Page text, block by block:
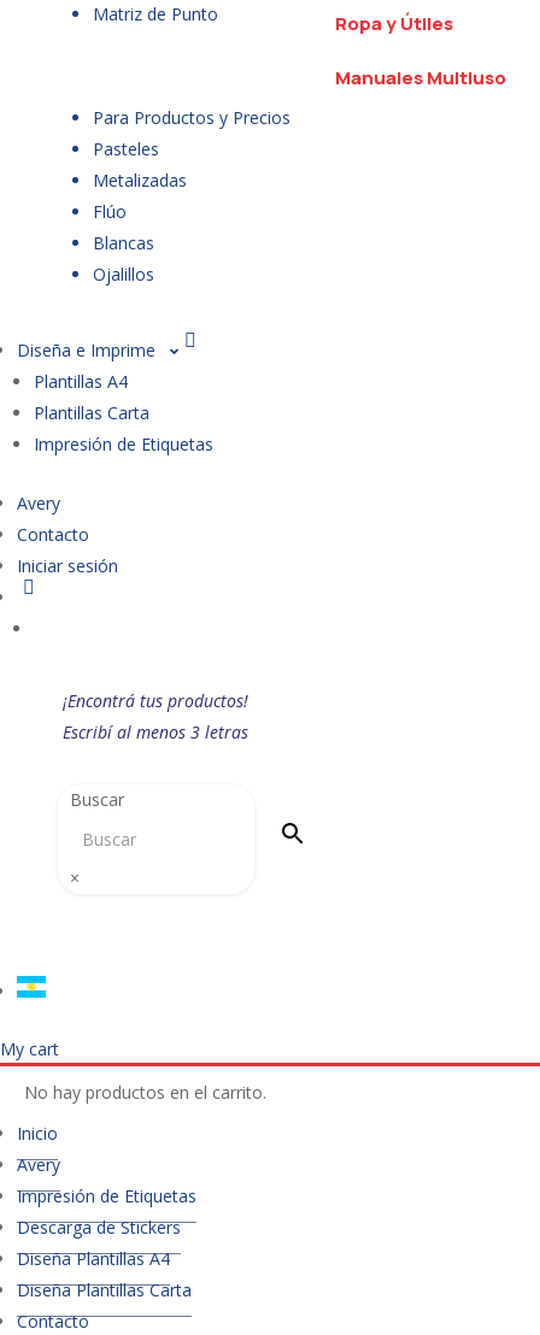
Matriz de Punto
Ropa y Útiles
Manuales Multiuso
Para Productos y Precios
Pasteles
Metalizadas
Flúo
Blancas
Ojalillos
Diseña e Imprime
Plantillas A4
Plantillas Carta
Impresión de Etiquetas
Avery
Contacto
Iniciar sesión
¡Encontrá tus productos!
Escribí al menos 3 letras
Buscar
×
My cart
No hay productos en el carrito.
Inicio
Avery
Impresión de Etiquetas
Descarga de Stickers
Diseña Plantillas A4
Diseña Plantillas Carta
Contacto